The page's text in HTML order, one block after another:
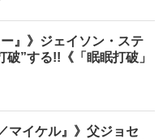
ー』》ジェイソン・ステ
破”する!!《「眠眠打破」
マイケル』》父ジョセ